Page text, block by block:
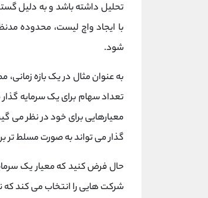
تحلیل داشته باشد و به دلیل
با ایجاد واچ لیست، محدوده
شود.
تعداد سهام برای یک سرمایه
گذار می تواند به صورت مسلط تر
حال فرض کنید که معیار یک